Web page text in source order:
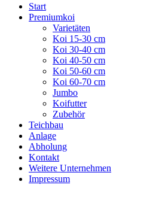
Start
Premiumkoi
Varietäten
Koi 15-30 cm
Koi 30-40 cm
Koi 40-50 cm
Koi 50-60 cm
Koi 60-70 cm
Jumbo
Koifutter
Zubehör
Teichbau
Anlage
Abholung
Kontakt
Weitere Unternehmen
Impressum